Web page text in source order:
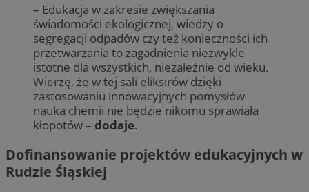
– Edukacja w zakresie zwiększania
świadomości ekologicznej, wiedzy o
segregacji odpadów czy też konieczności ich
przetwarzania to zagadnienia niezwykle
istotne dla wszystkich, niezależnie od wieku.
Wierzę, że w tej sali eliksirów dzięki
zastosowaniu innowacyjnych pomysłów
nauka chemii nie będzie nikomu sprawiała
kłopotów – dodaje.
Dofinansowanie projektów edukacyjnych w
Rudzie Śląskiej